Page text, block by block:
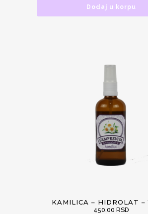
Dodaj u korpu
KAMILICA – HIDROLAT –
450,00 RSD